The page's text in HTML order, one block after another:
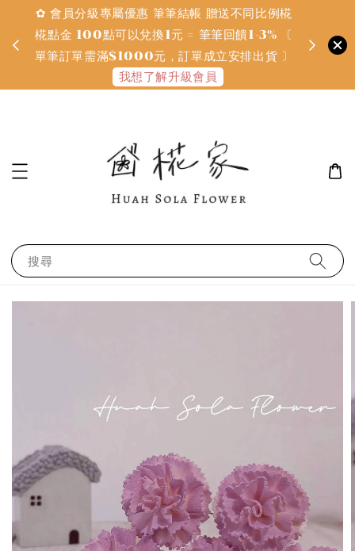
✿ 會員分級專屬優惠 筆筆結帳 贈送不同比例椛
椛點金 100點可以兌換1元 = 筆筆回饋1-3% 〔
單筆訂單需滿$1000元，訂單成立安排出貨 〕
我想了解升級會員
搜尋